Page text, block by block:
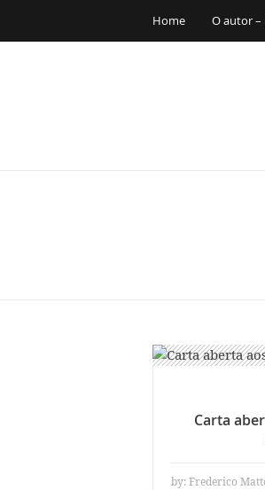
Home O autor
Carta
by:Frederico